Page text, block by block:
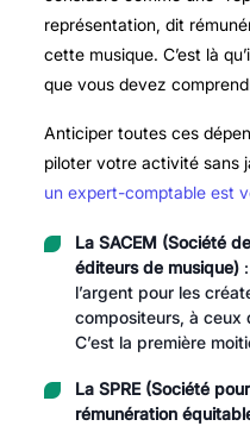
représentation, dit
cette musique. C’est là
que vous devez
Anticiper toutes ces
piloter votre activité sans
un expert-comptable est
La SACEM (Société
éditeurs de musique):
l’argent pour les
compositeurs, à ceux
C’est la première
La SPRE (Société
rémunération